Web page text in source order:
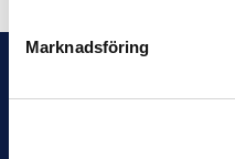
Marknadsföring